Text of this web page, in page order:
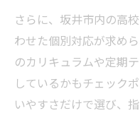
さらに、坂井市内の高
わせた個別対応が求め
のカリキュラムや定期
しているかもチェック
いやすさだけで選び、